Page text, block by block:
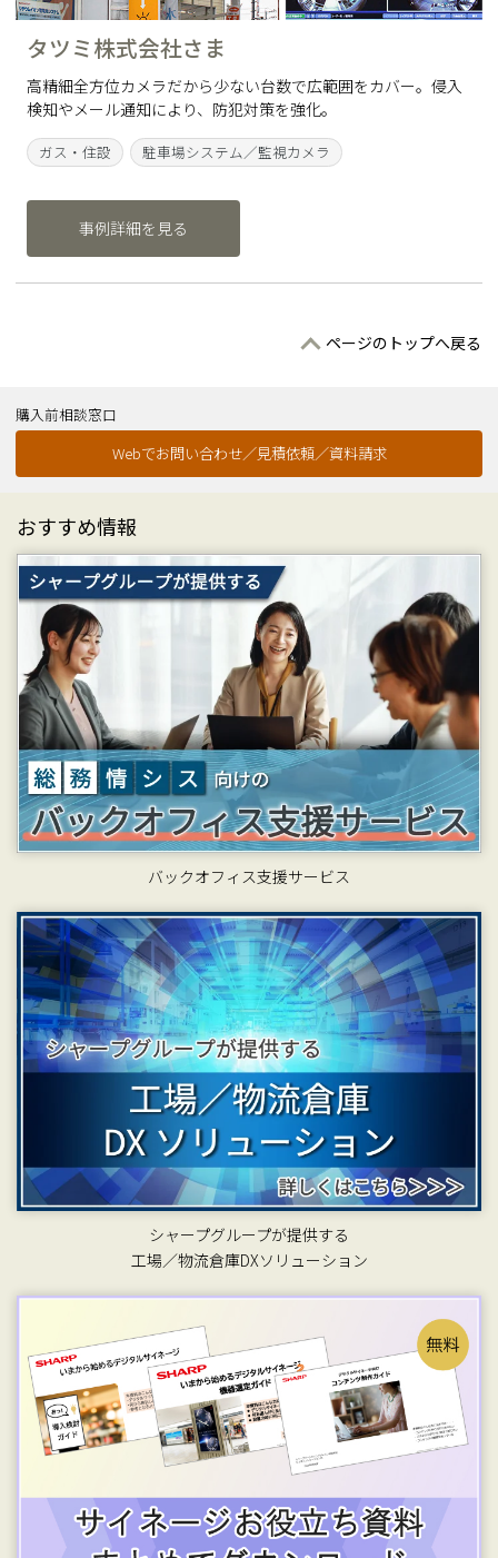
タツミ株式会社さま
高精細全方位カメラだから少ない台数で広範囲をカバー。侵入
検知やメール通知により、防犯対策を強化。
ガス・住設 駐車場システム／監視カメラ
事例詳細を見る
ページのトップへ戻る
購入前相談窓口
Webでお問い合わせ／見積依頼／資料請求
おすすめ情報
バックオフィス支援サービス
シャープグループが提供する
工場／物流倉庫DXソリューション